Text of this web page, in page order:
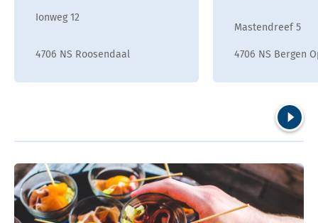
Ionweg 12
4706 NS Roosendaal
Mastendreef 5
4706 NS Bergen